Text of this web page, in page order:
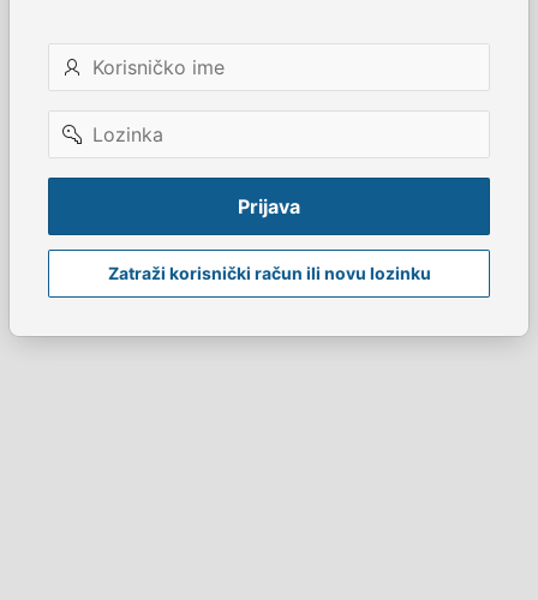
Korisničko
ime
Lozinka
Prijava
Zatraži korisnički račun ili novu lozinku